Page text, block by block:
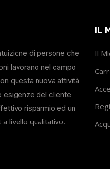
di persone che
lavorano nel campo
questa nuova attività
esigenze del cliente
risparmio ed un
livello qualitativo.
IL
Il